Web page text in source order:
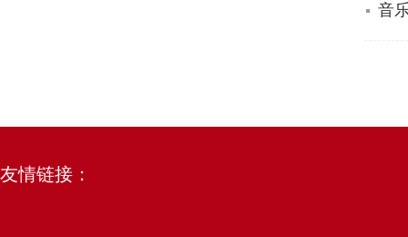
音
友情链接：